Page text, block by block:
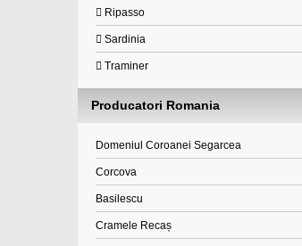
Ripasso
Sardinia
Traminer
Producatori Romania
Domeniul Coroanei Segarcea
Corcova
Basilescu
Cramele Recaș